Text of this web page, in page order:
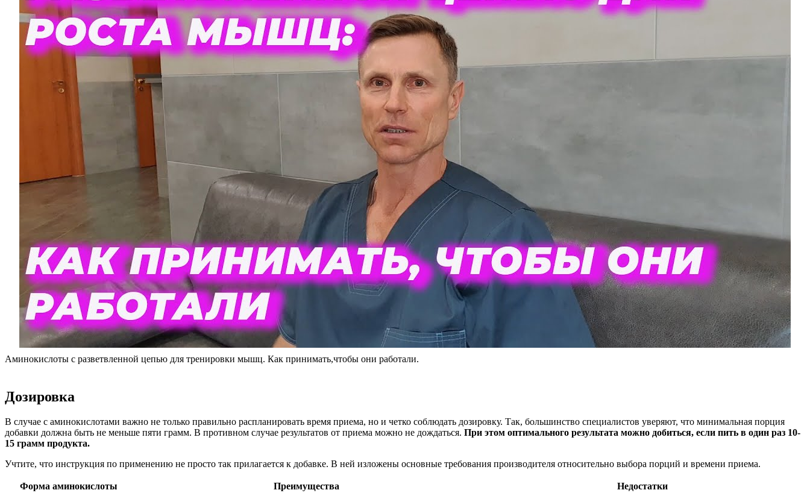
Аминокислоты с разветвленной цепью для тренировки мышц. Как принимать,чтобы они работали.
Дозировка
В случае с аминокислотами важно не только правильно распланировать время приема, но и четко соблюдать дозировку. Так, большинство специалистов уверяют, что минимальная порция
добавки должна быть не меньше пяти грамм. В противном случае результатов от приема можно не дождаться. При этом оптимального результата можно добиться, если пить в один раз 10-
15 грамм продукта.
Учтите, что инструкция по применению не просто так прилагается к добавке. В ней изложены основные требования производителя относительно выбора порций и времени приема.
Форма аминокислоты Преимущества
Недостатки